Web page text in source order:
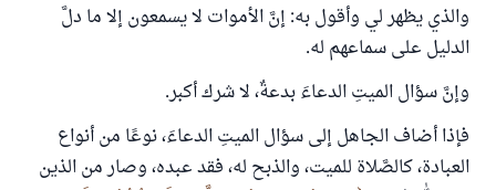
والذي يظهر لي وأقول به: إنَّ الأموات لا يسمعون إلا ما دلَّ
الدليل على سماعهم له.
وإنَّ سؤال الميتِ الدعاءَ بدعةٌ، لا شرك أكبر.
فإذا أضاف الجاهل إلى سؤال الميتِ الدعاءَ، نوعًا من أنواع
العبادة، كالصَّلاة للميت، والذبح له، فقد عبده، وصار من الذين